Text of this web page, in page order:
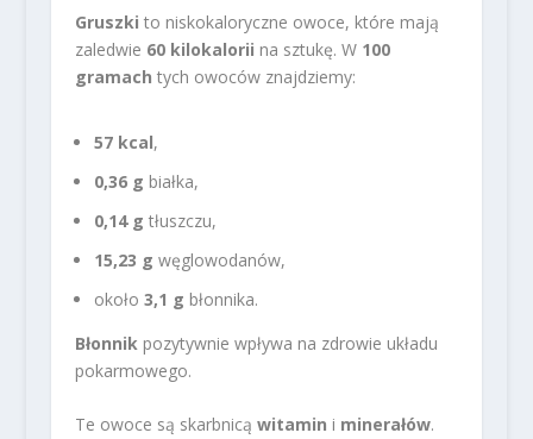
Gruszki to niskokaloryczne owoce, które mają
zaledwie 60 kilokalorii na sztukę. W 100
gramach tych owoców znajdziemy:
57 kcal,
0,36 g białka,
0,14 g tłuszczu,
15,23 g węglowodanów,
około 3,1 g błonnika.
Błonnik pozytywnie wpływa na zdrowie układu
pokarmowego.
Te owoce są skarbnicą witamin i minerałów.